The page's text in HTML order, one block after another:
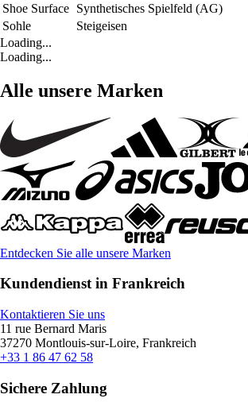
Shoe Surface Synthetisches Spielfeld (AG)
Sohle
Steigeisen
Loading...
Loading...
Alle unsere Marken
Entdecken Sie alle unsere Marken
Kundendienst in Frankreich
Kontaktieren Sie uns
11 rue Bernard Maris
37270 Montlouis-sur-Loire, Frankreich
+33 1 86 47 62 58
Sichere Zahlung